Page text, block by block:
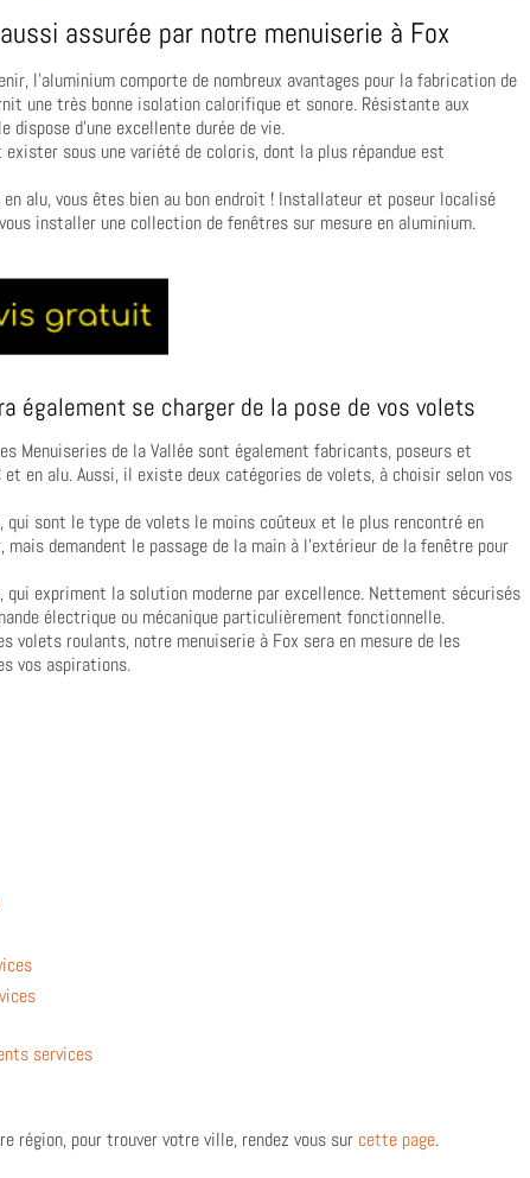
assurée par notre menuiserie à Fox
l’aluminium comporte de nombreux avantages pour la fabrication de
une très bonne isolation calorifique et sonore. Résistante aux
dispose d’une excellente durée de vie.
sous une variété de coloris, dont la plus répandue est
alu, vous êtes bien au bon endroit ! Installateur et poseur localisé
installer une collection de fenêtres sur mesure en aluminium.
également se charger de la pose de vos volets
Menuiseries de la Vallée sont également fabricants, poseurs et
en alu. Aussi, il existe deux catégories de volets, à choisir selon vos
sont le type de volets le moins coûteux et le plus rencontré en
demandent le passage de la main à l’extérieur de la fenêtre pour
expriment la solution moderne par excellence. Nettement sécurisés
électrique ou mécanique particulièrement fonctionnelle.
volets roulants, notre menuiserie à Fox sera en mesure de les
vos aspirations.
services
région, pour trouver votre ville, rendez vous sur cette page.